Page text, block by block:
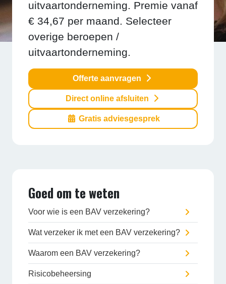
uitvaartonderneming. Premie vanaf
€ 34,67 per maand. Selecteer
overige beroepen /
uitvaartonderneming.
Offerte aanvragen
Direct online afsluiten
Gratis adviesgesprek
Goed om te weten
Voor wie is een BAV verzekering?
Wat verzeker ik met een BAV verzekering?
Waarom een BAV verzekering?
Risicobeheersing